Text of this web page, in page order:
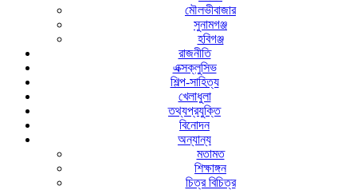
মৌলভীবাজার
সুনামগঞ্জ
হবিগঞ্জ
রাজনীতি
এক্সক্লুসিভ
শিল্প-সাহিত্য
খেলাধুলা
তথ্যপ্রযুক্তি
বিনোদন
অন্যান্য
মতামত
শিক্ষাঙ্গন
চিত্র বিচিত্র